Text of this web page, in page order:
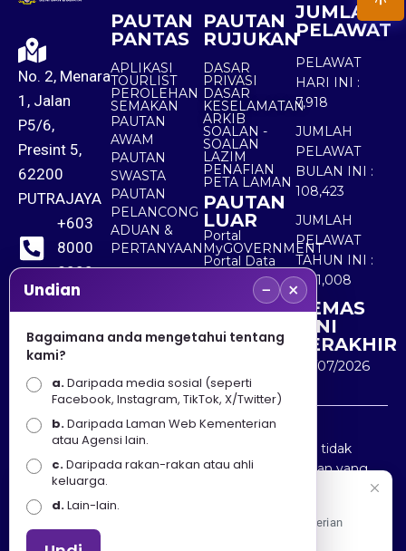
No. 2, Menara
1, Jalan
P5/6,
Presint 5,
62200
PUTRAJAYA
+603
8000
8000
+603
8891
7100
PAUTAN
PANTAS
APLIKASI
TOURLIST
PEROLEHAN
SEMAKAN
PAUTAN
AWAM
PAUTAN
SWASTA
PAUTAN
PELANCONG
ADUAN &
PERTANYAAN
PAUTAN
RUJUKAN
DASAR
PRIVASI
DASAR
KESELAMATAN
ARKIB
SOALAN -
SOALAN
LAZIM
PENAFIAN
PETA LAMAN
PAUTAN
LUAR
Portal
MyGOVERNMENT
Portal Data
Terbuka
Sektor Awam
JUMLAH
PELAWAT
PELAWAT
HARI INI :
7,918
JUMLAH
PELAWAT
BULAN INI :
108,423
JUMLAH
PELAWAT
TAHUN INI :
5,511,008
KEMAS
KINI
TERAKHIR
30/07/2026
Penafian : Kerajaan Malaysia dan Kementerian
Pelancongan Seni dan Budaya (MOTAC) adalah tidak
bertanggungjawab atas kehilangan atau kerugian yang
disebabkan oleh penggunaan mana-mana maklumat
yang diperolehi dari portal ini.
Undian − ×
Bagaimana anda mengetahui tentang
kami?
a.Daripada media sosial (seperti
Facebook, Instagram, TikTok, X/Twitter)
b.Daripada Laman Web Kementerian
atau Agensi lain.
c.Daripada rakan-rakan atau ahli
keluarga.
d.Lain-lain.
Apa Khabar! Selamat datang ke Portal Rasmi Kementerian
Pelancongan, Seni dan Budaya